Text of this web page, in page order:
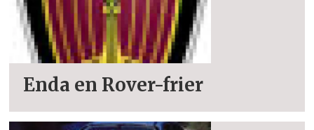
Enda en Rover-frier